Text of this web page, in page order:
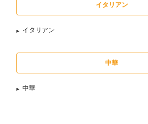
イタリアン
イタリアン
中華
中華